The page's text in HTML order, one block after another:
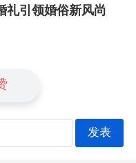
礼引领婚俗新风尚
发表